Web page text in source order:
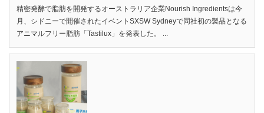
精密発酵で脂肪を開発するオーストラリア企業Nourish Ingredientsは今
月、シドニーで開催されたイベントSXSW Sydneyで同社初の製品となる
アニマルフリー脂肪「Tastilux」を発表した。 ...